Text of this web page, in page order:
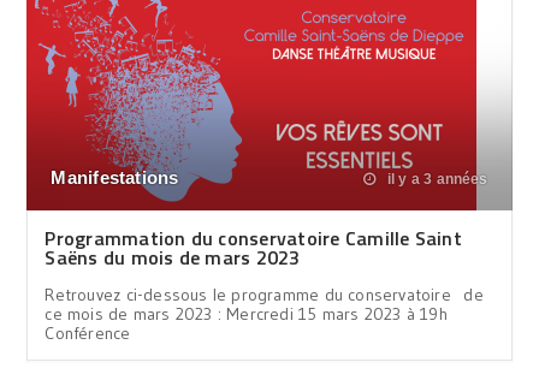
Manifestations il y a 3 années
Programmation du conservatoire Camille Saint
Saëns du mois de mars 2023
Retrouvez ci-dessous le programme du conservatoire de
ce mois de mars 2023 : Mercredi 15 mars 2023 à 19h
Conférence